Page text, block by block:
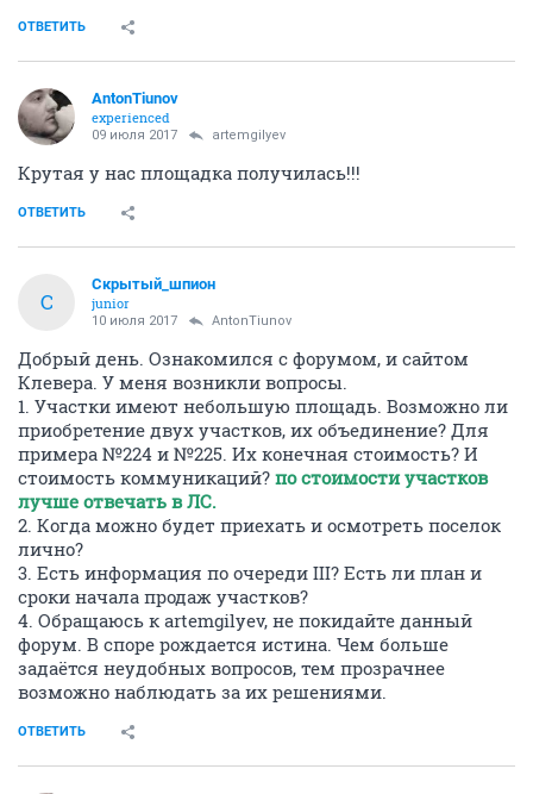
ОТВЕТИТЬ
AntonTiunov
experienced
09 июля 2017 artemgilyev
Крутая у нас площадка получилась!!!
ОТВЕТИТЬ
С
Скрытый_шпион
junior
10 июля 2017 AntonTiunov
Добрый день. Ознакомился с форумом, и сайтом
Клевера. У меня возникли вопросы.
1. Участки имеют небольшую площадь. Возможно ли
приобретение двух участков, их объединение? Для
примера №224 и №225. Их конечная стоимость? И
стоимость коммуникаций? по стоимости участков
лучше отвечать в ЛС.
2. Когда можно будет приехать и осмотреть поселок
лично?
3. Есть информация по очереди III? Есть ли план и
сроки начала продаж участков?
4. Обращаюсь к artemgilyev, не покидайте данный
форум. В споре рождается истина. Чем больше
задаётся неудобных вопросов, тем прозрачнее
возможно наблюдать за их решениями.
ОТВЕТИТЬ